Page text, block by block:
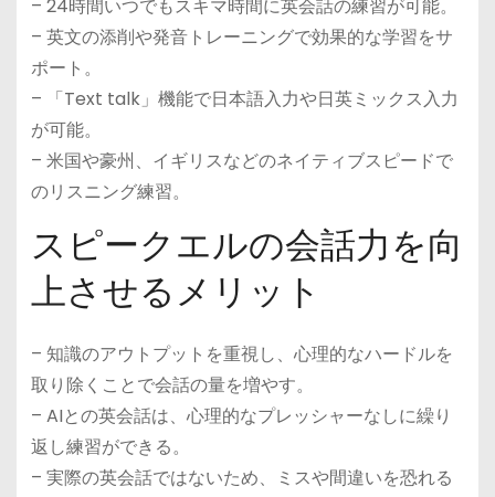
– 24時間いつでもスキマ時間に英会話の練習が可能。
– 英文の添削や発音トレーニングで効果的な学習をサ
ポート。
– 「Text talk」機能で日本語入力や日英ミックス入力
が可能。
– 米国や豪州、イギリスなどのネイティブスピードで
のリスニング練習。
スピークエルの会話力を向
上させるメリット
– 知識のアウトプットを重視し、心理的なハードルを
取り除くことで会話の量を増やす。
– AIとの英会話は、心理的なプレッシャーなしに繰り
返し練習ができる。
– 実際の英会話ではないため、ミスや間違いを恐れる